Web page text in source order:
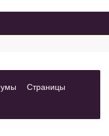
(вкладка)
Страницы